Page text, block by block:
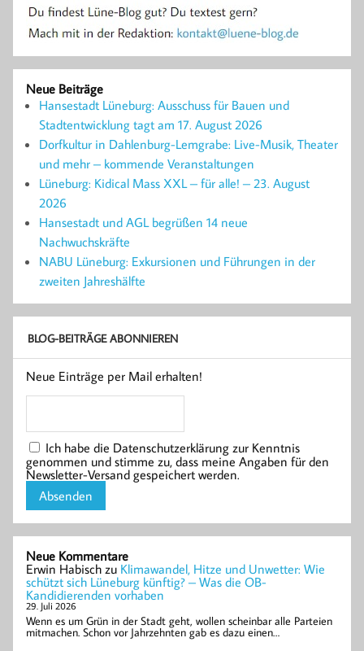
Neue Beiträge
Hansestadt Lüneburg: Ausschuss für Bauen und
Stadtentwicklung tagt am 17. August 2026
Dorfkultur in Dahlenburg-Lemgrabe: Live-Musik, Theater
und mehr – kommende Veranstaltungen
Lüneburg: Kidical Mass XXL – für alle! – 23. August
2026
Hansestadt und AGL begrüßen 14 neue
Nachwuchskräfte
NABU Lüneburg: Exkursionen und Führungen in der
zweiten Jahreshälfte
BLOG-BEITRÄGE ABONNIEREN
Neue Einträge per Mail erhalten!
Ich habe die Datenschutzerklärung zur Kenntnis
genommen und stimme zu, dass meine Angaben für den
Newsletter-Versand gespeichert werden.
Neue Kommentare
Erwin Habisch zu Klimawandel, Hitze und Unwetter: Wie
schützt sich Lüneburg künftig? – Was die OB-
Kandidierenden vorhaben
29. Juli 2026
Wenn es um Grün in der Stadt geht, wollen scheinbar alle Parteien
mitmachen. Schon vor Jahrzehnten gab es dazu einen…